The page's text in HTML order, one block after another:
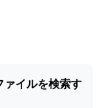
ァイルを検索す